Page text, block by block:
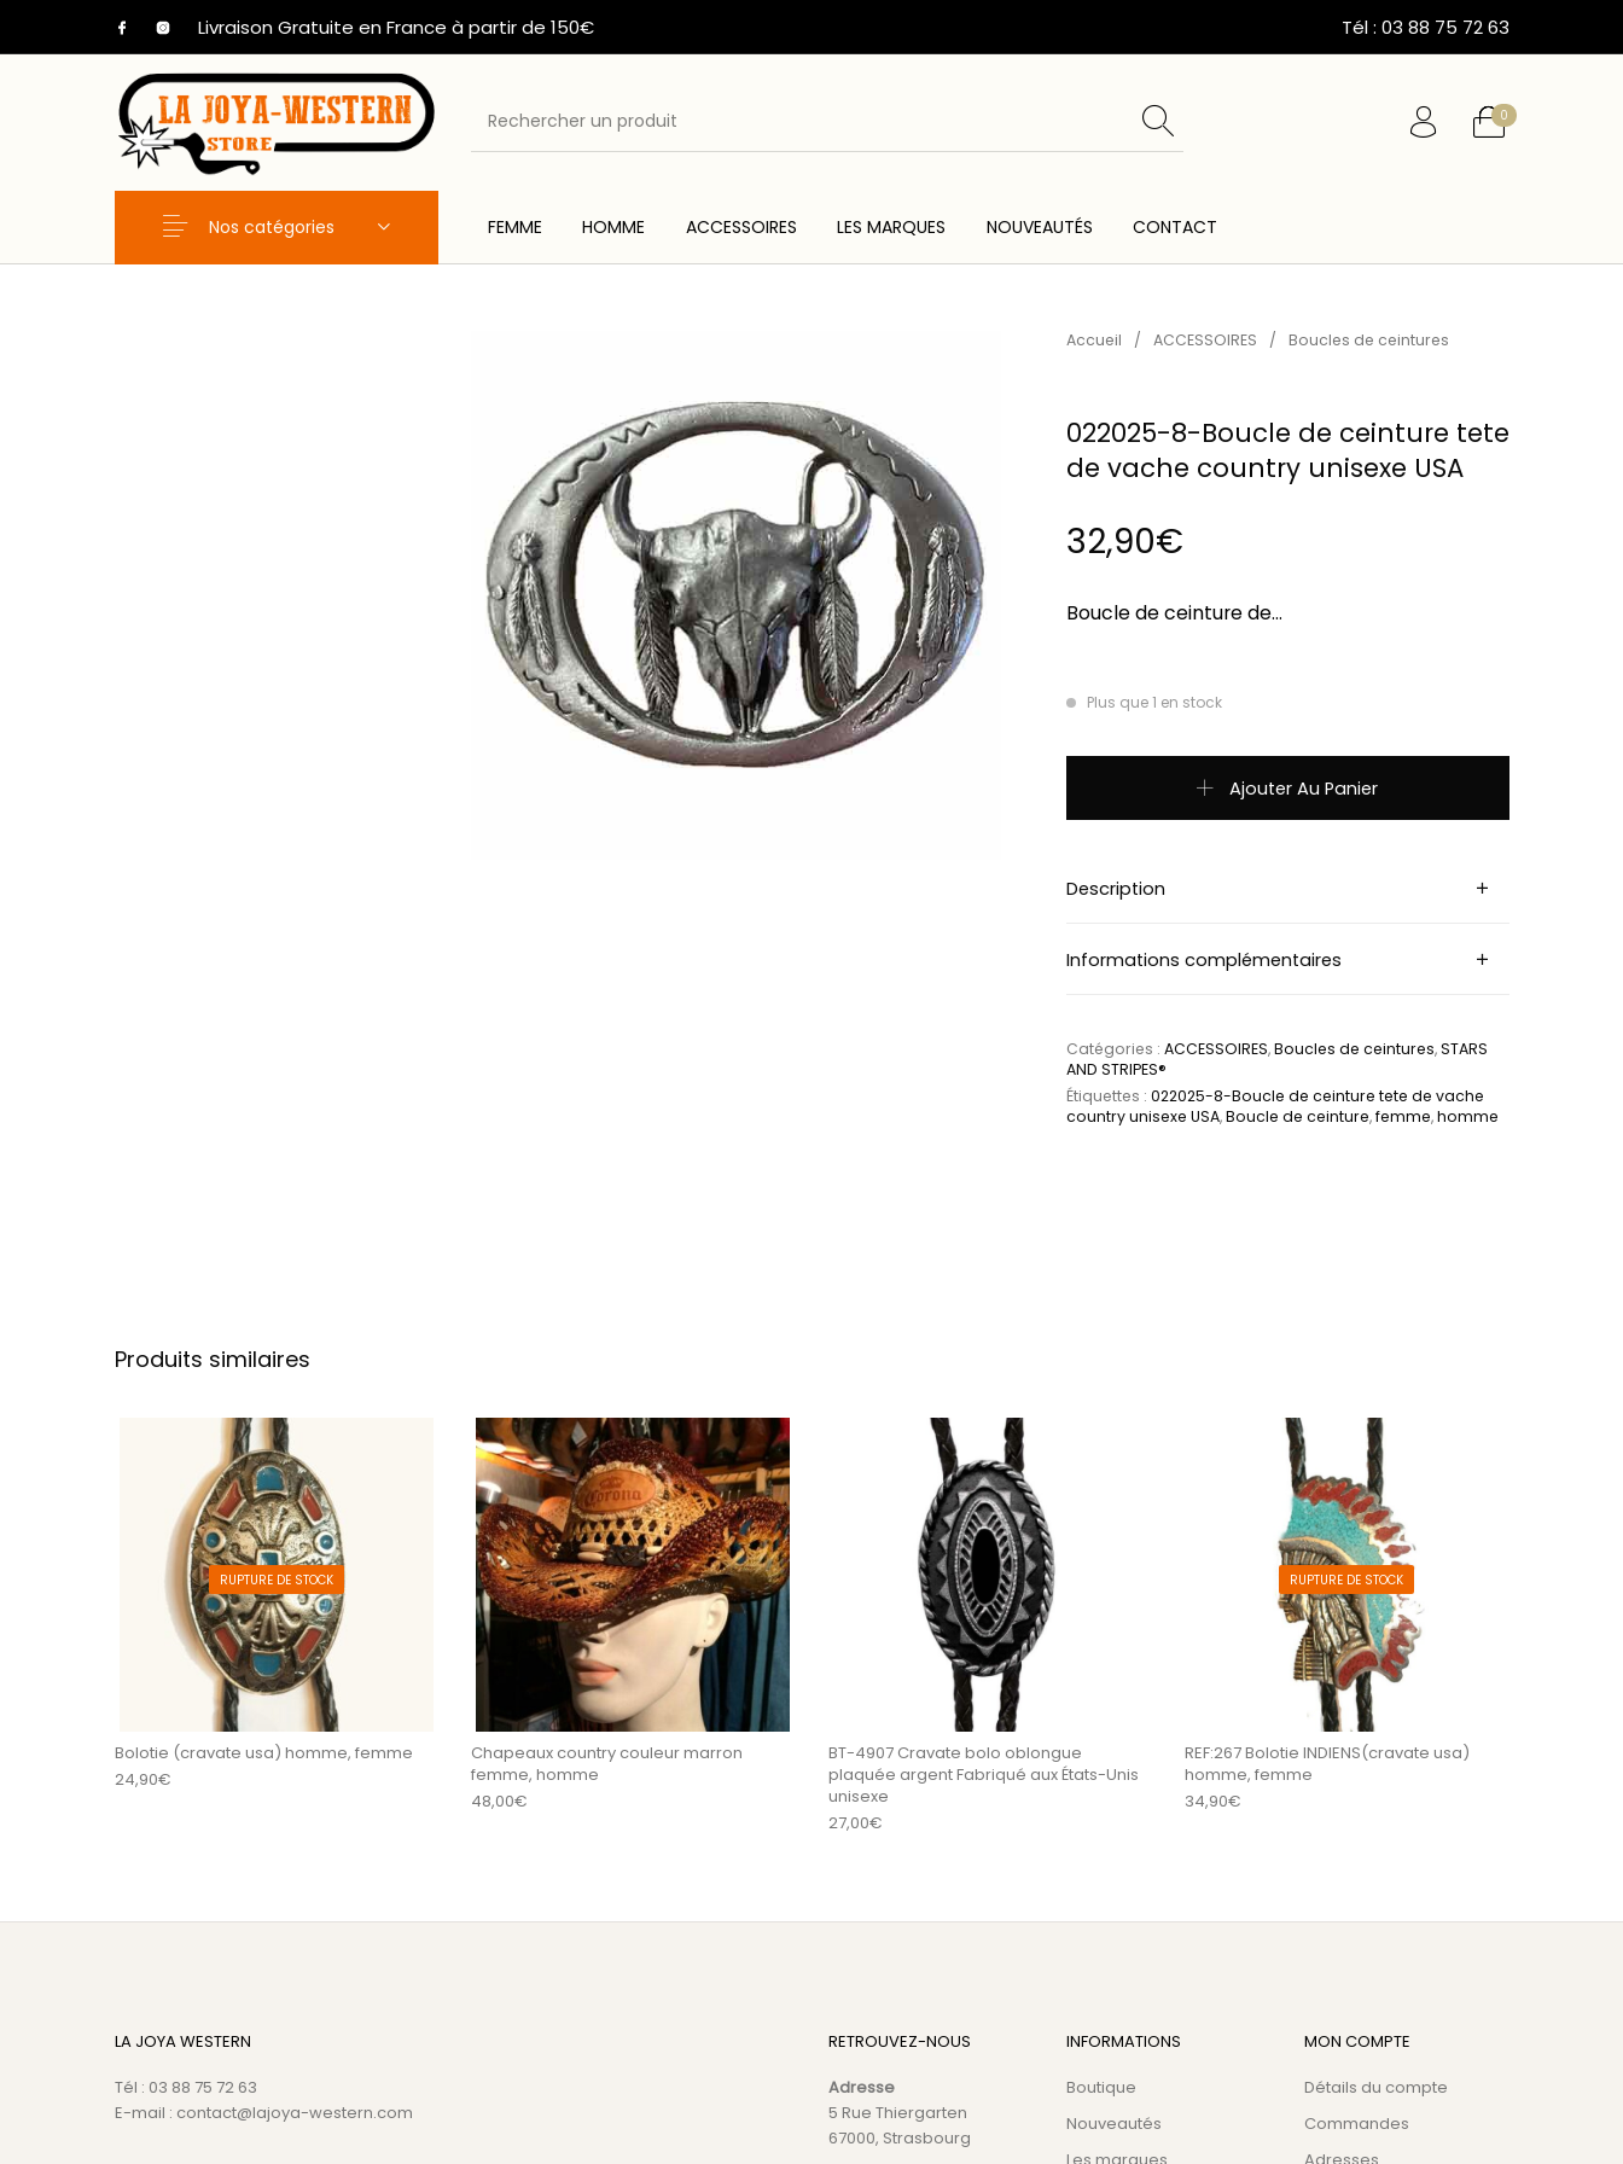
Livraison Gratuite en France à partir de 150€ Tél : 03 88 75 72 63
0
FEMME HOMME ACCESSOIRES LES MARQUES NOUVEAUTÉS CONTACT
Nos catégories
Accueil / ACCESSOIRES / Boucles de ceintures
022025-8-Boucle de ceinture tete
de vache country unisexe USA
32,90€
Boucle de ceinture de…
Plus que 1 en stock
Ajouter Au Panier
Description
Informations complémentaires
Catégories : ACCESSOIRES,Boucles de ceintures,STARS
AND STRIPES®
Étiquettes : 022025-8-Boucle de ceinture tete de vache
country unisexe USA,Boucle de ceinture,femme,homme
Produits similaires
RUPTURE DE STOCK
Bolotie (cravate usa) homme, femme
24,90€
Chapeaux country couleur marron
femme, homme
48,00€
Ce produit a plusieurs variations. Les options peuvent être choisies sur la page du
BT-4907 Cravate bolo oblongue
plaquée argent Fabriqué aux États-Unis
unisexe
27,00€
RUPTURE DE STOCK
REF:267 Bolotie INDIENS(cravate usa)
homme, femme
34,90€
LA JOYA WESTERN
Tél : 03 88 75 72 63
E-mail : contact@lajoya-western.com
RETROUVEZ-NOUS
Adresse
5 Rue Thiergarten
67000, Strasbourg
INFORMATIONS
Boutique
Nouveautés
MON COMPTE
Détails du compte
Commandes